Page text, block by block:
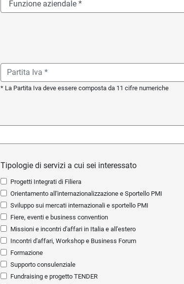
* La Partita Iva deve essere composta da 11 cifre numeriche
Tipologie di servizi a cui sei interessato
Progetti Integrati di Filiera
Orientamento all'internazionalizzazione e Sportello PMI
Sviluppo sui mercati internazionali e sportello PMI
Fiere, eventi e business convention
Missioni e incontri d'affari in Italia e all'estero
Incontri d'affari, Workshop e Business Forum
Formazione
Supporto consulenziale
Fundraising e progetto TENDER